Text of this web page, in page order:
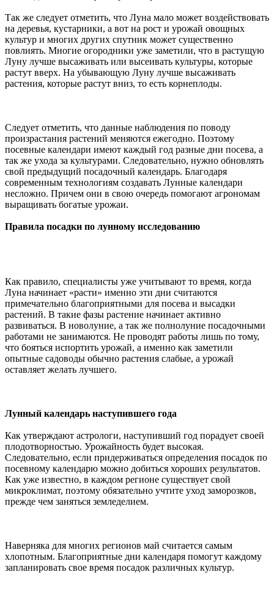
Так же следует отметить, что Луна мало может воздействовать
на деревья, кустарники, а вот на рост и урожай овощных
культур и многих других спутник может существенно
повлиять. Многие огородники уже заметили, что в растущую
Луну лучше высаживать или высеивать культуры, которые
растут вверх. На убывающую Луну лучше высаживать
растения, которые растут вниз, то есть корнеплоды.
Следует отметить, что данные наблюдения по поводу
произрастания растений меняются ежегодно. Поэтому
посевные календари имеют каждый год разные дни посева, а
так же ухода за культурами. Следовательно, нужно обновлять
свой предыдущий посадочный календарь. Благодаря
современным технологиям создавать Лунные календари
несложно. Причем они в свою очередь помогают агрономам
выращивать богатые урожаи.
Правила посадки по лунному исследованию
Как правило, специалисты уже учитывают то время, когда
Луна начинает «расти» именно эти дни считаются
примечательно благоприятными для посева и высадки
растений. В такие фазы растение начинает активно
развиваться. В новолуние, а так же полнолуние посадочными
работами не занимаются. Не проводят работы лишь по тому,
что бояться испортить урожай, а именно как заметили
опытные садоводы обычно растения слабые, а урожай
оставляет желать лучшего.
Лунный календарь наступившего года
Как утверждают астрологи, наступивший год порадует своей
плодотворностью. Урожайность будет высокая.
Следовательно, если придерживаться определения посадок по
посевному календарю можно добиться хороших результатов.
Как уже известно, в каждом регионе существует свой
микроклимат, поэтому обязательно учтите уход заморозков,
прежде чем заняться земледелием.
Наверняка для многих регионов май считается самым
хлопотным. Благоприятные дни календаря помогут каждому
запланировать свое время посадок различных культур.